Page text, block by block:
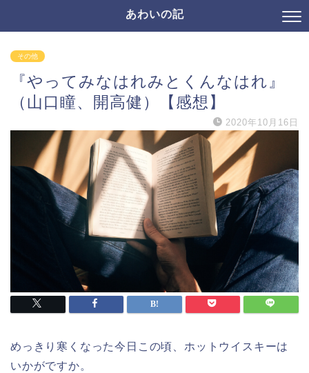
あわいの記
その他
『やってみなはれみとくんなはれ』
（山口瞳、開高健）【感想】
2020年10月16日
めっきり寒くなった今日この頃、ホットウイスキーは
いかがですか。